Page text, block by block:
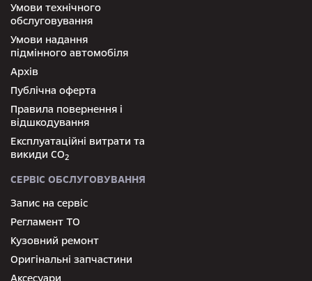
Умови технічного
обслуговування
Умови надання
підмінного автомобіля
Архів
Публічна оферта
Правила повернення і
відшкодування
Експлуатаційні витрати та
викиди СО2
СЕРВІС ОБСЛУГОВУВАННЯ
Запис на сервіс
Регламент ТО
Кузовний ремонт
Оригінальні запчастини